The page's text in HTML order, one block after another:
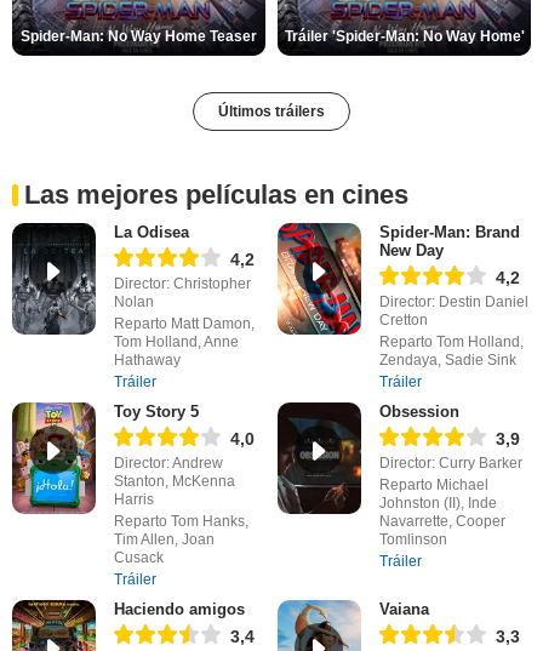
Spider-Man: No Way Home Teaser Tráiler 'Spider-Man: No Way Home'
Últimos tráilers
Las mejores películas en cines
La Odisea
4,2
Director: Christopher
Nolan
Reparto Matt Damon,
Tom Holland, Anne
Hathaway
Tráiler
Spider-Man: Brand
New Day
4,2
Director: Destin Daniel
Cretton
Reparto Tom Holland,
Zendaya, Sadie Sink
Tráiler
Toy Story 5
4,0
Director: Andrew
Stanton, McKenna
Harris
Reparto Tom Hanks,
Tim Allen, Joan
Cusack
Tráiler
Obsession
3,9
Director: Curry Barker
Reparto Michael
Johnston (II), Inde
Navarrette, Cooper
Tomlinson
Tráiler
Haciendo amigos
3,4
Vaiana
3,3